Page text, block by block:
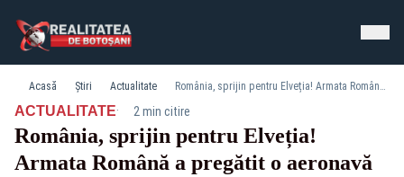
Acasă Știri Actualitate România, sprijin pentru Elveția! Armata Română a pregătit o aeronavă care va transporta şase tineri cu arsuri grave în urma incendiului de la Crans-Montana
ACTUALITATE· 2 min citire
România, sprijin pentru Elveția!
Armata Română a pregătit o aeronavă